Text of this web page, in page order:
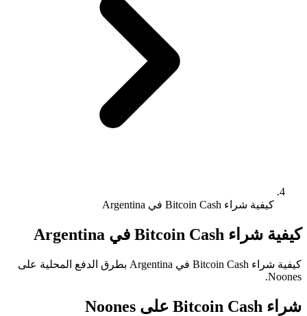
كيفية شراء Bitcoin Cash في Argentina
كيفية شراء Bitcoin Cash في Argentina
كيفية شراء Bitcoin Cash في Argentina بطرق الدفع المحلية على
Noones.
شراء Bitcoin Cash على Noones